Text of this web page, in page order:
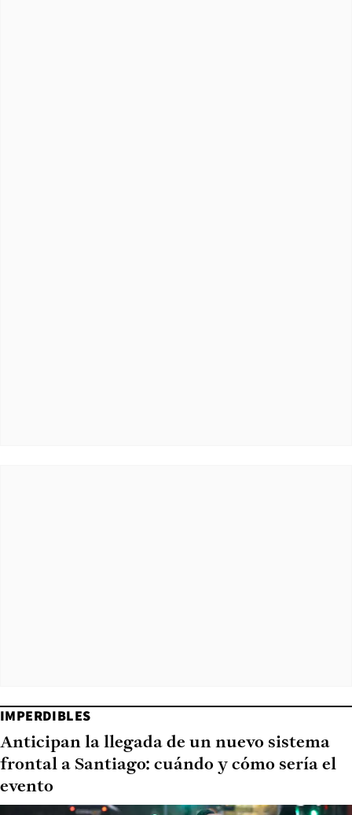
IMPERDIBLES
Anticipan la llegada de un nuevo sistema
frontal a Santiago: cuándo y cómo sería el
evento